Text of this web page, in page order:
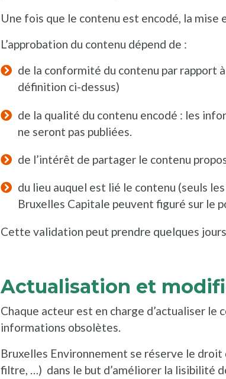
Une fois que le contenu est encodé, la
L’approbation du contenu dépend de :
de la conformité du contenu par rapport
définition ci-dessus)
de la qualité du contenu encodé : les
ne seront pas publiées.
de l’intérêt de partager le contenu
du lieu auquel est lié le contenu (seuls
Bruxelles Capitale peuvent figuré sur le
Cette validation peut prendre quelques
Actualisation et
Chaque acteur est en charge d’actualiser le
informations obsolètes.
Bruxelles Environnement se réserve le
filtre, …) dans le but d’améliorer la lisibilité